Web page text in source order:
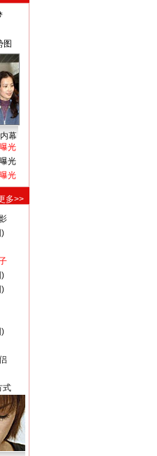
图
幕
光
光
光
多>>
)
)
)
)
式